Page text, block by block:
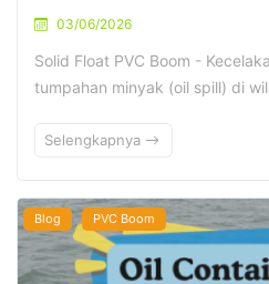
03/06/2026
Solid Float PVC Boom -
tumpahan minyak (oil spill) di
Selengkapnya
Blog PVC Boom